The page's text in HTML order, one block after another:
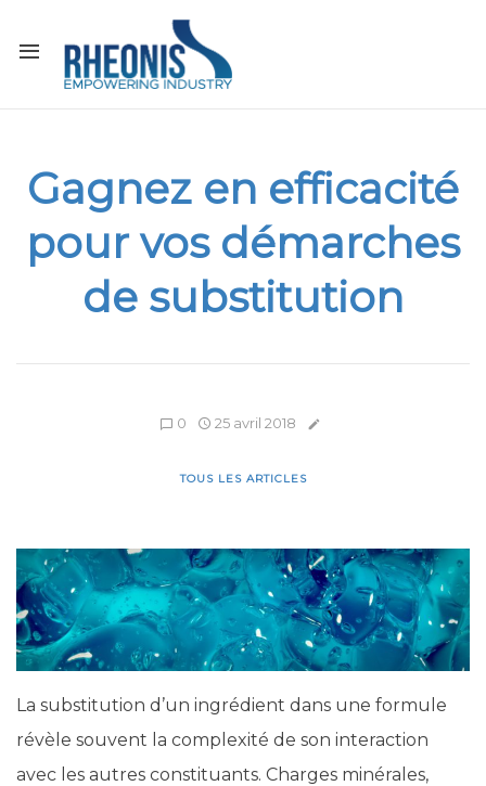
Gagnez en efficacité
pour vos démarches
de substitution
0 25 avril 2018
TOUS LES ARTICLES
La substitution d’un ingrédient dans une formule
révèle souvent la complexité de son interaction
avec les autres constituants. Charges minérales,